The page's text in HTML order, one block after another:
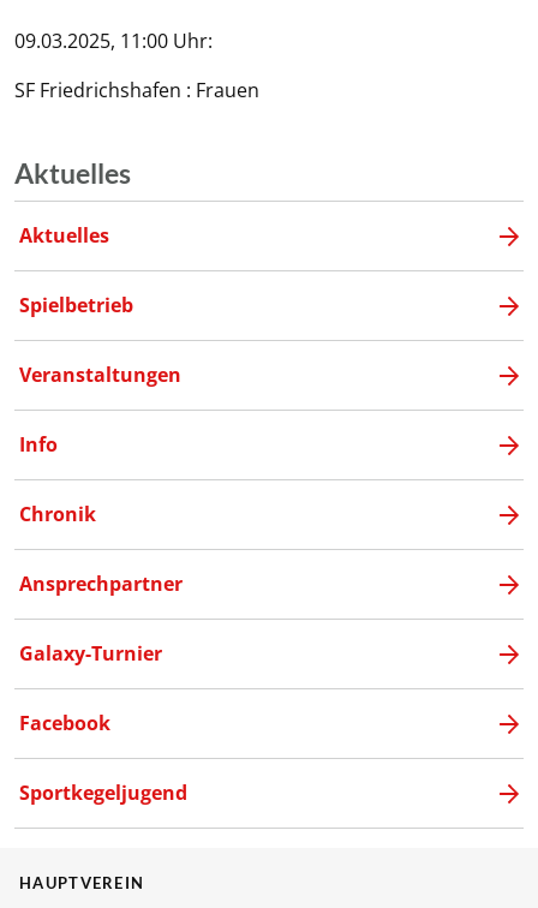
09.03.2025, 11:00 Uhr:
SF Friedrichshafen : Frauen
Aktuelles
Aktuelles
Spielbetrieb
Veranstaltungen
Info
Chronik
Ansprechpartner
Galaxy-Turnier
Facebook
Sportkegeljugend
HAUPTVEREIN